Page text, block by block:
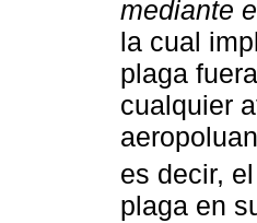
mediante
la cual
plaga
cualquier
es decir,
plaga en